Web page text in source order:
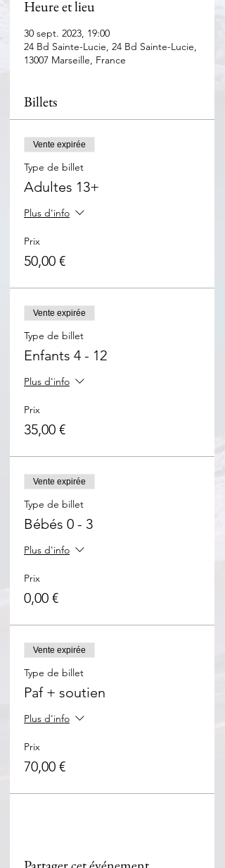
Heure et lieu
30 sept. 2023, 19:00
24 Bd Sainte-Lucie, 24 Bd Sainte-Lucie,
13007 Marseille, France
Billets
Vente expirée
Type de billet
Adultes 13+
Plus d'info
Prix
50,00 €
Vente expirée
Type de billet
Enfants 4 - 12
Plus d'info
Prix
35,00 €
Vente expirée
Type de billet
Bébés 0 - 3
Plus d'info
Prix
0,00 €
Vente expirée
Type de billet
Paf + soutien
Plus d'info
Prix
70,00 €